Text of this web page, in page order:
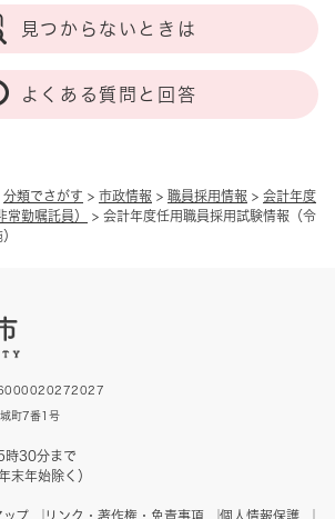
分類でさがす > 市政情報 > 職員採用情報 > 会計年度
常勤嘱託員）
> 会計年度任用職員採用試験情報（令
見つからないときは
よくある質問と回答
6000020272027
町7番1号
時30分まで
末年始除く）
ップ リンク・著作権・免責事項
個人情報保護